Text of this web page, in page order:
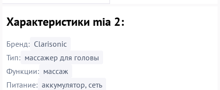
Характеристики mia 2:
Бренд: Clarisonic
Тип: массажер для головы
Функции: массаж
Питание: аккумулятор, сеть